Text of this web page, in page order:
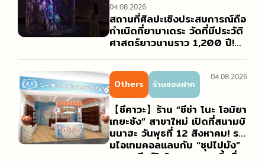
สถานที่ศิลปะเชิงประสบการณ์ถือ
กำเนิดที่ยามาเดระ วัดที่มีประวัติ
ศาสตร์ยาวนานราว 1,200 ปี!
04.08.2026
Others ร้านของฝาก
【ชีคาวะ】ร้าน “ชีซ่า โนะ โอมิยา
เกยะซัง” สาขาใหม่ เปิดที่สนามบิ
นนาฮะ วันพุธที่ 12 สิงหาคม! รว
มไอเทมคอลแลบกับ “ซุปไปมัง”
และ “เบียร์โอไรออน” ของขึ้นชื่อ
04.08.2026